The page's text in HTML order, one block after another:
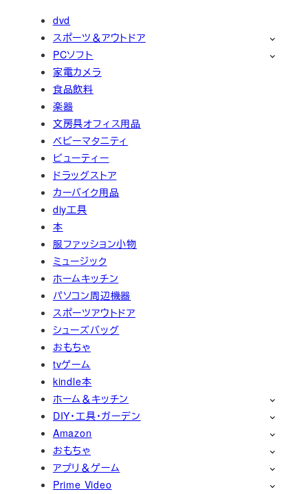
dvd
スポーツ＆アウトドア
PCソフト
家電カメラ
食品飲料
楽器
文房具オフィス用品
ベビーマタニティ
ビューティー
ドラッグストア
カーバイク用品
diy工具
本
服ファッション小物
ミュージック
ホームキッチン
パソコン周辺機器
スポーツアウトドア
シューズバッグ
おもちゃ
tvゲーム
kindle本
ホーム＆キッチン
DIY・工具・ガーデン
Amazon
おもちゃ
アプリ＆ゲーム
Prime Video